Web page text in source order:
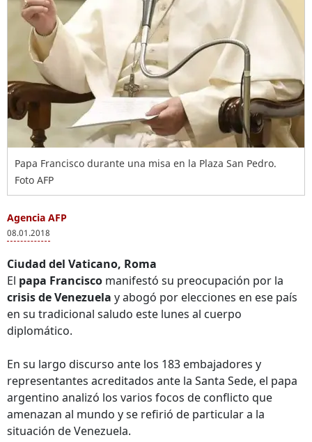
Papa Francisco durante una misa en la Plaza San Pedro.
Foto AFP
Agencia AFP
08.01.2018
Ciudad del Vaticano, Roma
El papa Francisco manifestó su preocupación por la
crisis de Venezuela y abogó por elecciones en ese país
en su tradicional saludo este lunes al cuerpo
diplomático.
En su largo discurso ante los 183 embajadores y
representantes acreditados ante la Santa Sede, el papa
argentino analizó los varios focos de conflicto que
amenazan al mundo y se refirió de particular a la
situación de Venezuela.